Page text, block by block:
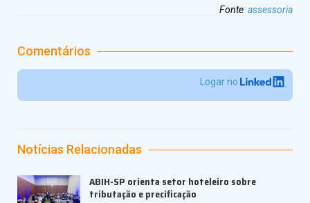
Fonte:assessoria
Comentários
Logar no
Notícias Relacionadas
ABIH-SP orienta setor hoteleiro sobre
tributação e precificação